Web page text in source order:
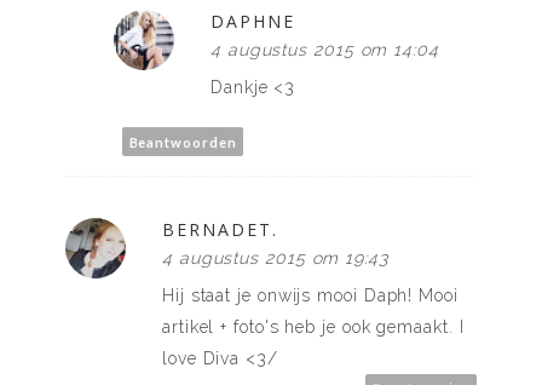
DAPHNE
4 augustus 2015 om 14:04
Dankje <3
Beantwoorden
BERNADET.
4 augustus 2015 om 19:43
Hij staat je onwijs mooi Daph! Mooi
artikel + foto's heb je ook gemaakt. I
love Diva <3/